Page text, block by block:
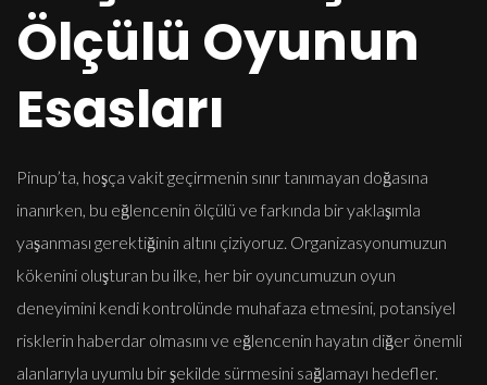
Ölçülü Oyunun
Esasları
Pinup’ta, hoşça vakit geçirmenin sınır tanımayan doğasına
inanırken, bu eğlencenin ölçülü ve farkında bir yaklaşımla
yaşanması gerektiğinin altını çiziyoruz. Organizasyonumuzun
kökenini oluşturan bu ilke, her bir oyuncumuzun oyun
deneyimini kendi kontrolünde muhafaza etmesini, potansiyel
risklerin haberdar olmasını ve eğlencenin hayatın diğer önemli
alanlarıyla uyumlu bir şekilde sürmesini sağlamayı hedefler.